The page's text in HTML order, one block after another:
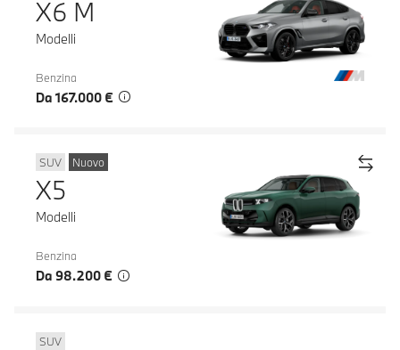
X6 M
Modelli
Benzina
Da 167.000 €
SUV Nuovo
X5
Modelli
Benzina
Da 98.200 €
SUV